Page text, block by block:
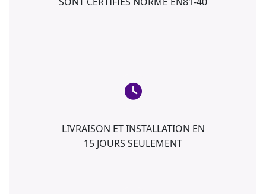
LIVRAISON ET INSTALLATION EN
15 JOURS SEULEMENT